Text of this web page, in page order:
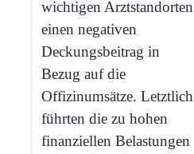
wichtigen Arztstandorten
einen negativen
Deckungsbeitrag in
Bezug auf die
Offizinumsätze. Letztlich
führten die zu hohen
finanziellen Belastungen